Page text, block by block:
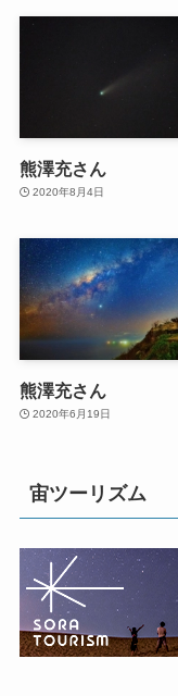
熊澤充さん
2020年8月4日
熊澤充さん
2020年6月19日
宙ツーリズム